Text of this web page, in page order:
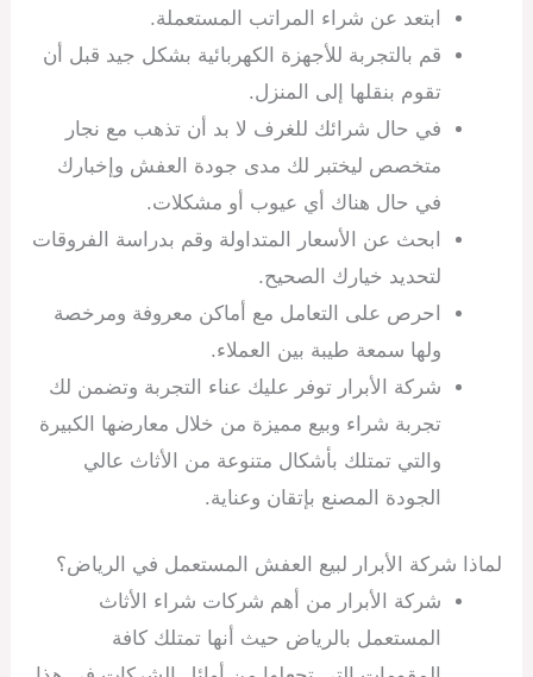
ابتعد عن شراء المراتب المستعملة.
قم بالتجربة للأجهزة الكهربائية بشكل جيد قبل أن
تقوم بنقلها إلى المنزل.
في حال شرائك للغرف لا بد أن تذهب مع نجار
متخصص ليختبر لك مدى جودة العفش وإخبارك
في حال هناك أي عيوب أو مشكلات.
ابحث عن الأسعار المتداولة وقم بدراسة الفروقات
لتحديد خيارك الصحيح.
احرص على التعامل مع أماكن معروفة ومرخصة
ولها سمعة طيبة بين العملاء.
شركة الأبرار توفر عليك عناء التجربة وتضمن لك
تجربة شراء وبيع مميزة من خلال معارضها الكبيرة
والتي تمتلك بأشكال متنوعة من الأثاث عالي
الجودة المصنع بإتقان وعناية.
لماذا شركة الأبرار لبيع العفش المستعمل في الرياض؟
شركة الأبرار من أهم شركات شراء الأثاث
المستعمل بالرياض حيث أنها تمتلك كافة